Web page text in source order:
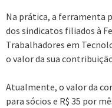
Na prática, a ferramenta
dos sindicatos filiados à
Trabalhadores em
o valor da sua
Atualmente, o valor da
para sócios e R$ 35 por